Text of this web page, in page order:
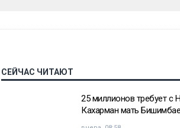
СЕЙЧАС ЧИТАЮТ
25 миллионов требует с
Кахарман мать